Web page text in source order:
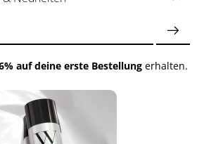
auf deine erste Bestellung erhalten.